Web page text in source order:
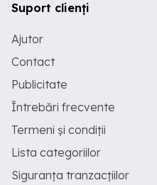
Suport clienți
Ajutor
Contact
Publicitate
Întrebări frecvente
Termeni și condiții
Lista categoriilor
Siguranța tranzacțiilor